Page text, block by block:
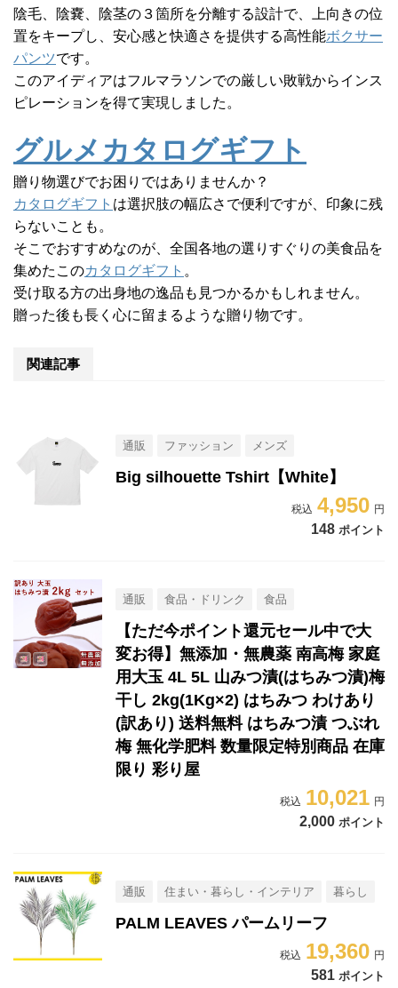
陰毛、陰嚢、陰茎の３箇所を分離する設計で、上向きの位
置をキープし、安心感と快適さを提供する高性能ボクサー
パンツです。
このアイディアはフルマラソンでの厳しい敗戦からインス
ピレーションを得て実現しました。
グルメカタログギフト
贈り物選びでお困りではありませんか？
カタログギフト は選択肢の幅広さで便利ですが、印象に残
らないことも。
そこでおすすめなのが、全国各地の選りすぐりの美食品を
集めたこのカタログギフト 。
受け取る方の出身地の逸品も見つかるかもしれません。
贈った後も長く心に留まるような贈り物です。
関連記事
通販 ファッション メンズ
Big silhouette Tshirt【White】
4,950
148 ポイント
通販 食品・ドリンク 食品
【ただ今ポイント還元セール中で大
変お得】無添加・無農薬 南高梅 家庭
用大玉 4L 5L 山みつ漬(はちみつ漬)梅
干し 2kg(1Kg×2) はちみつ わけあり
(訳あり) 送料無料 はちみつ漬 つぶれ
梅 無化学肥料 数量限定特別商品 在庫
限り 彩り屋
10,021
2,000 ポイント
通販 住まい・暮らし・インテリア 暮らし
PALM LEAVES パームリーフ
19,360
581 ポイント